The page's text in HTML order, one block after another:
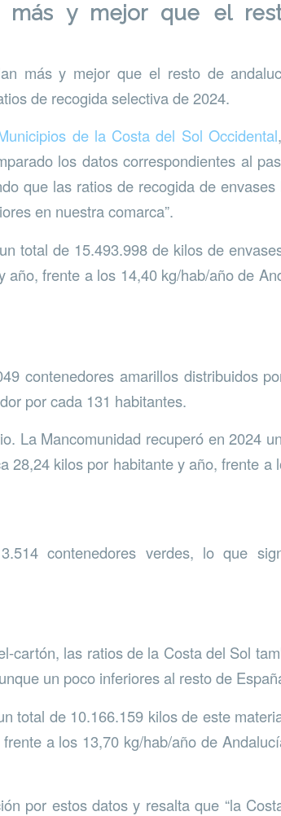
más y mejor que el
más y mejor que el resto de
de recogida selectiva de 2024.
de la Costa del Sol Occidental
los datos correspondientes al
que las ratios de recogida de envases
en nuestra comarca”.
total de 15.493.998 de kilos de
año, frente a los 14,40 kg/hab/año de
contenedores amarillos distribuidos
por cada 131 habitantes.
La Mancomunidad recuperó en 2024
28,24 kilos por habitante y año, frente a
contenedores verdes, lo que
cartón, las ratios de la Costa del Sol
un poco inferiores al resto de
total de 10.166.159 kilos de este
a los 13,70 kg/hab/año de
por estos datos y resalta que “la